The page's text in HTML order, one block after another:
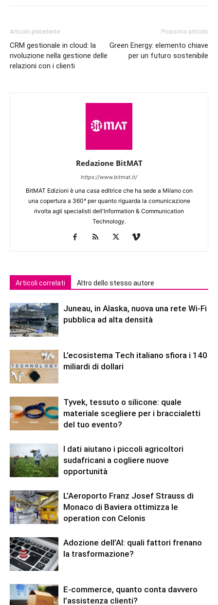
Articolo precedente
CRM gestionale in cloud: la
rivoluzione nella gestione delle
relazioni con i clienti
Prossimo articolo
Green Energy: elemento chiave
per un futuro sostenibile
Redazione BitMAT
https://www.bitmat.it/
BitMAT Edizioni è una casa editrice che ha sede a Milano con
una copertura a 360° per quanto riguarda la comunicazione
rivolta agli specialisti dell'lnformation & Communication
Technology.
Articoli correlati Altro dello stesso autore
Juneau, in Alaska, nuova una rete Wi-Fi
pubblica ad alta densità
L’ecosistema Tech italiano sfiora i 140
miliardi di dollari
Tyvek, tessuto o silicone: quale
materiale scegliere per i braccialetti
del tuo evento?
I dati aiutano i piccoli agricoltori
sudafricani a cogliere nuove
opportunità
L’Aeroporto Franz Josef Strauss di
Monaco di Baviera ottimizza le
operation con Celonis
Adozione dell’AI: quali fattori frenano
la trasformazione?
E-commerce, quanto conta davvero
l’assistenza clienti?